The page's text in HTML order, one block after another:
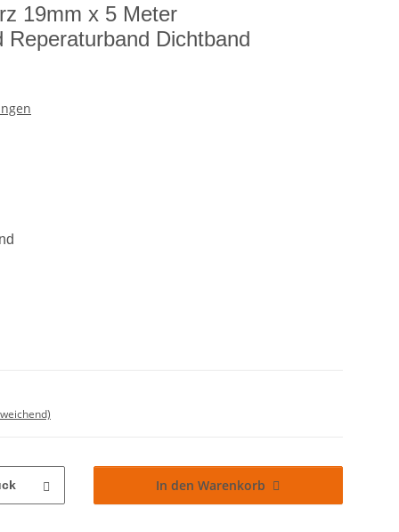
19mm x 5 Meter
Reperaturband Dichtband
In den Warenkorb